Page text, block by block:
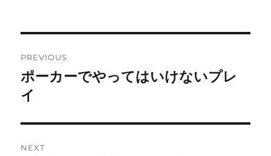
navigation
PREVIOUS
Previous
post:
ポーカーでやってはいけないプレ
イ
NEXT